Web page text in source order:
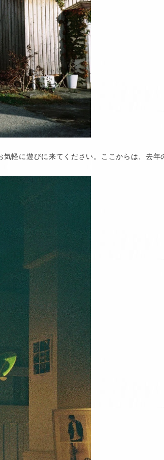
軽に遊びに来てください。ここからは、去年